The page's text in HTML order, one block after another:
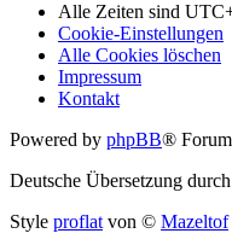
Alle Zeiten sind
Cookie-Einstellungen
Alle Cookies löschen
Impressum
Kontakt
Powered by phpBB®
Deutsche Übersetzung durch
Style proflat von © Mazeltof